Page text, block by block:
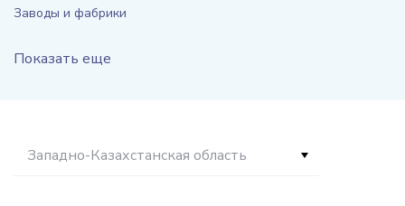
Заводы и фабрики
Показать еще
Западно-Казахстанская область